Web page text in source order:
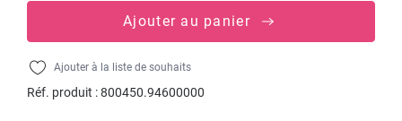
Ajouter au panier
Ajouter à la liste de souhaits
Réf. produit :800450.94600000